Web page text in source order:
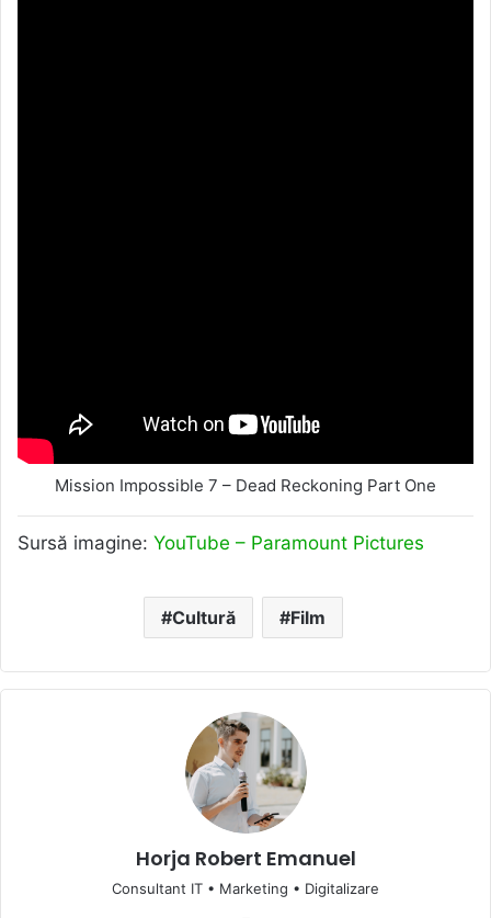
Mission Impossible 7 – Dead Reckoning Part One
Sursă imagine: YouTube – Paramount Pictures
Cultură Film
Horja Robert Emanuel
Consultant IT • Marketing • Digitalizare